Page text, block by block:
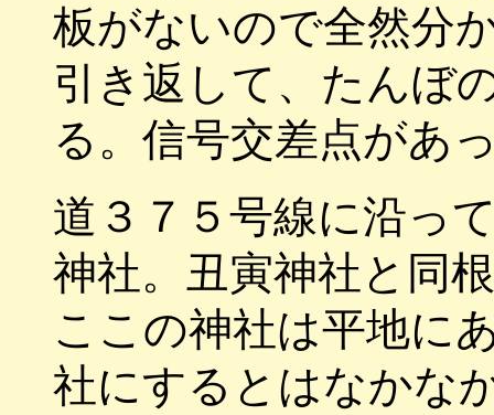
板がないので全然分
引き返して、たんぼ
る。信号交差点があ
道３７５号線に沿っ
神社。丑寅神社と同
ここの神社は平地に
社にするとはなかな